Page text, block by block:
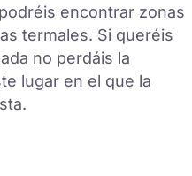
encontrar zonas
termales. Si queréis
no perdáis la
lugar en el que la